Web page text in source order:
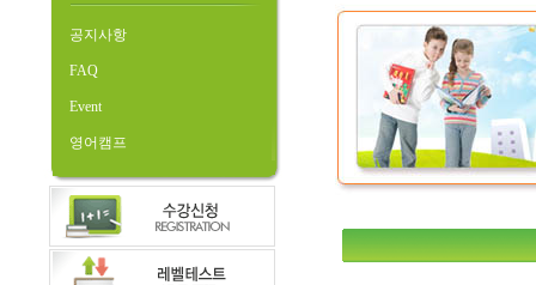
공지사항
FAQ
Event
영어캠프